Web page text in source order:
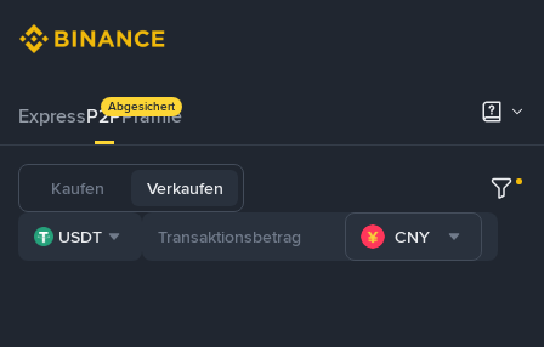
ExpressP2PPrämie
Abgesichert
Kaufen Verkaufen
USDT CNY